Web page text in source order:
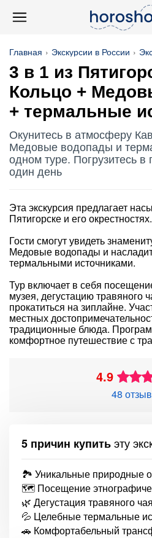
Главная Экскурсии в России
3 в 1 из
Кольцо +
+ термальные
Окунитесь в атмосферу
Медовые водопады и
одном туре. Погрузитесь в
один день
Эта экскурсия предлагает
Пятигорске и его окрестностях.
Гости смогут увидеть
Медовые водопады и
термальными источниками.
Тур включает в себя
музея, дегустацию травяного
прокатиться на зиплайне.
местных
традиционные блюда.
комфортное путешествие с
4.9
48
5 причин купитьэту
🏞️ Уникальные природные
🗺️ Посещение
🌿 Дегустация травяного чая
💦 Целебные термальные
🚗 Комфортабельный